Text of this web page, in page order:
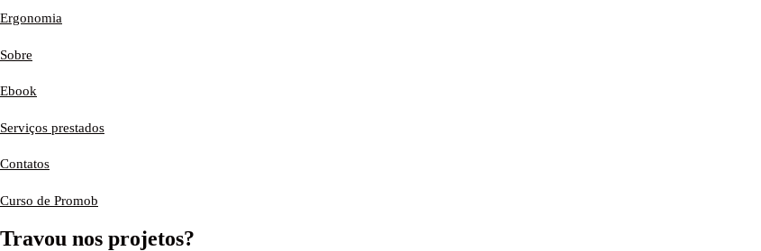
Ergonomia
Sobre
Ebook
Serviços prestados
Contatos
Curso de Promob
Travou nos projetos?